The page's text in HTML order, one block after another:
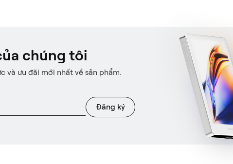
chúng tôi
và ưu đãi mới nhất về sản phẩm.
Đăng ký